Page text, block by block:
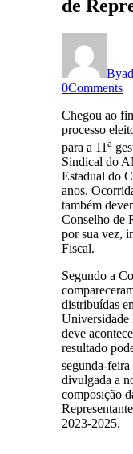
de
By
0Comments
Chegou ao
processo
para a 11a
Sindical do
Estadual do
anos.
também
Conselho de
por sua vez,
Fiscal.
Segundo a
distribuídas
Universidade
deve
resultado
segunda-
divulgada a
composição
2023-2025.